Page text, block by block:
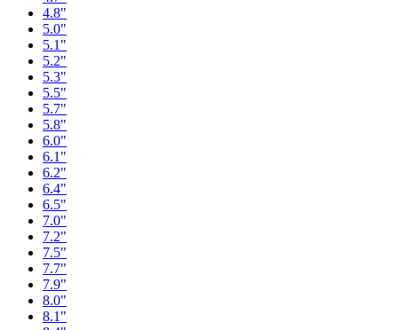
4.8"
5.0"
5.1"
5.2"
5.3"
5.5"
5.7"
5.8"
6.0"
6.1"
6.2"
6.4"
6.5"
7.0"
7.2"
7.5"
7.7"
7.9"
8.0"
8.1"